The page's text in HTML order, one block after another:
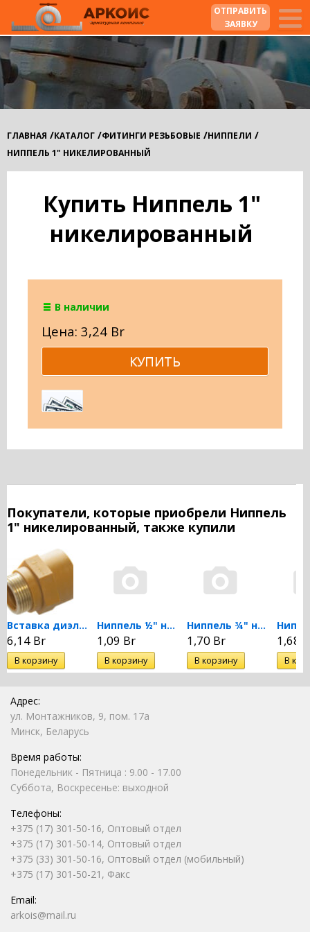
ОТПРАВИТЬ
ЗАЯВКУ
ГЛАВНАЯ /КАТАЛОГ /ФИТИНГИ РЕЗЬБОВЫЕ /НИППЕЛИ /
НИППЕЛЬ 1" НИКЕЛИРОВАННЫЙ
Купить Ниппель 1"
никелированный
В наличии
Цена: 3,24 Br
Покупатели, которые приобрели Ниппель
1" никелированный, также купили
Вставка диэлектрическая м/р...
6,14 Br
Ниппель ½" никелированный
1,09 Br
Ниппель ¾" никелированный
1,70 Br 1,68
Адрес:
ул. Монтажников, 9, пом. 17а
Минск, Беларусь
Время работы:
Понедельник - Пятница : 9.00 - 17.00
Суббота, Воскресенье: выходной
Телефоны:
+375 (17) 301-50-16, Оптовый отдел
+375 (17) 301-50-14, Оптовый отдел
+375 (33) 301-50-16, Оптовый отдел (мобильный)
+375 (17) 301-50-21, Факс
Email:
arkois@mail.ru